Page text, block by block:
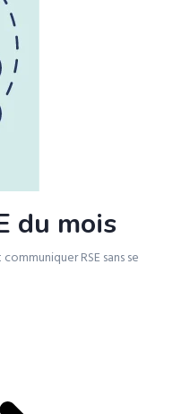
du mois
RSE sans se